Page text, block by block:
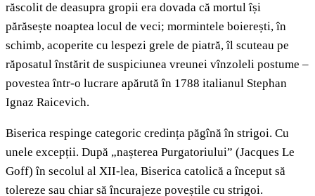
răscolit de deasupra gropii era dovada că mortul își
părăsește noaptea locul de veci; mormintele boierești, în
schimb, acoperite cu lespezi grele de piatră, îl scuteau pe
răposatul înstărit de suspiciunea vreunei vînzoleli postume –
povestea într-o lucrare apărută în 1788 italianul Stephan
Ignaz Raicevich.
Biserica respinge categoric credința păgînă în strigoi. Cu
unele excepții. După „nașterea Purgatoriului” (Jacques Le
Goff) în secolul al XII-lea, Biserica catolică a început să
tolereze sau chiar să încurajeze poveștile cu strigoi.